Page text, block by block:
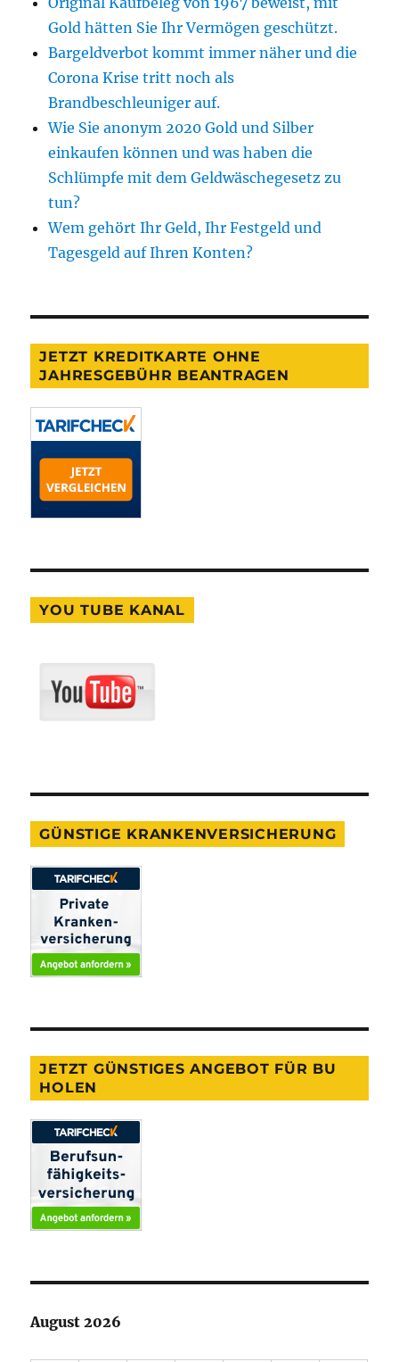
Gold hätten Sie Ihr Vermögen geschützt.
Bargeldverbot kommt immer näher und die
Corona Krise tritt noch als
Brandbeschleuniger auf.
Wie Sie anonym 2020 Gold und Silber
einkaufen können und was haben die
Schlümpfe mit dem Geldwäschegesetz zu
tun?
Wem gehört Ihr Geld, Ihr Festgeld und
Tagesgeld auf Ihren Konten?
JETZT KREDITKARTE OHNE
JAHRESGEBÜHR BEANTRAGEN
YOU TUBE KANAL
GÜNSTIGE KRANKENVERSICHERUNG
JETZT GÜNSTIGES ANGEBOT FÜR BU
HOLEN
August 2026